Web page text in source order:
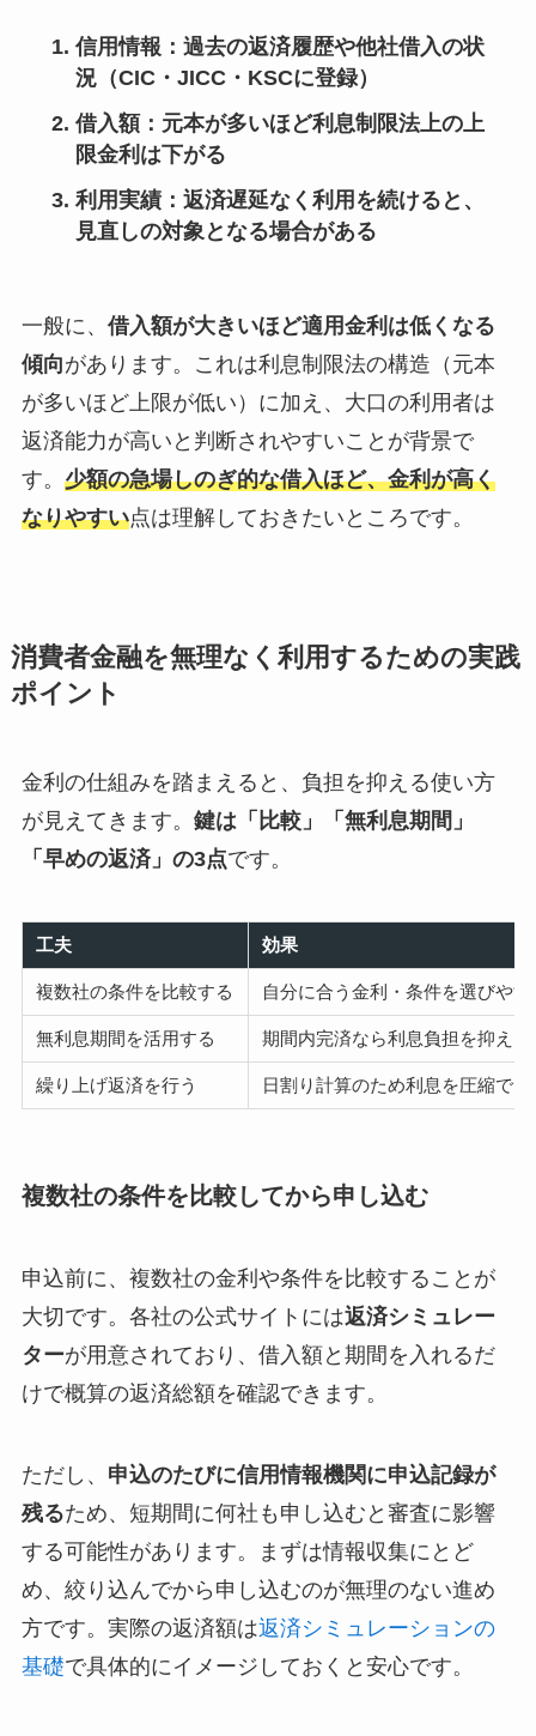
信用情報 ：過去の返済履歴や他社借入の状
況（CIC・JICC・KSCに登録）
借入額：元本が多いほど利息制限法上の上
限金利は下がる
利用実績：返済遅延なく利用を続けると、
見直しの対象となる場合がある
一般に、 借入額が大きいほど適用金利は低くなる
傾向があります。これは利息制限法の構造（元本
が多いほど上限が低い）に加え、大口の利用者は
返済能力が高いと判断されやすいことが背景で
す。 少額の急場しのぎ的な借入ほど、金利が高く
なりやすい点は理解しておきたいところです。
消費者金融を無理なく利用するための実践
ポイント
金利の仕組みを踏まえると、負担を抑える使い方
が見えてきます。 鍵は「比較」「無利息期間」
「早めの返済」の3点です。
工夫 効果
複数社の条件を比較する 自分に合う金利・条件を選びやす
無利息期間を活用する 期間内完済なら利息負担を抑えら
繰り上げ返済を行う 日割り計算のため利息を圧縮でき
複数社の条件を比較してから申し込む
申込前に、複数社の金利や条件を比較することが
大切です。各社の公式サイトには返済シミュレー
ターが用意されており、借入額と期間を入れるだ
けで概算の返済総額を確認できます。
ただし、 申込のたびに信用情報機関に申込記録が
残るため、短期間に何社も申し込むと審査に影響
する可能性があります。まずは情報収集にとど
め、絞り込んでから申し込むのが無理のない進め
方です。実際の返済額は返済シミュレーションの
基礎で具体的にイメージしておくと安心です。